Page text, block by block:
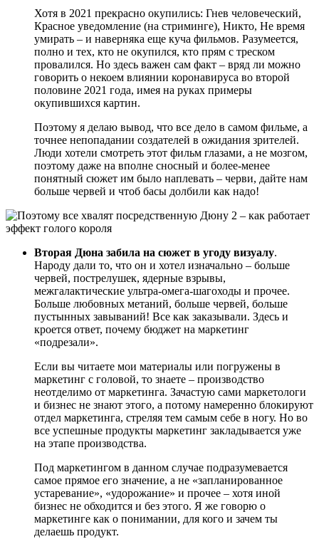
Хотя в 2021 прекрасно окупились: Гнев человеческий,
Красное уведомление (на стриминге), Никто, Не время
умирать – и наверняка еще куча фильмов. Разумеется,
полно и тех, кто не окупился, кто прям с треском
провалился. Но здесь важен сам факт – вряд ли можно
говорить о некоем влиянии коронавируса во второй
половине 2021 года, имея на руках примеры
окупившихся картин.
Поэтому я делаю вывод, что все дело в самом фильме, а
точнее непопадании создателей в ожидания зрителей.
Люди хотели смотреть этот фильм глазами, а не мозгом,
поэтому даже на вполне сносный и более-менее
понятный сюжет им было наплевать – черви, дайте нам
больше червей и чтоб басы долбили как надо!
Вторая Дюна забила на сюжет в угоду визуалу.
Народу дали то, что он и хотел изначально – больше
червей, пострелушек, ядерные взрывы,
межгалактические ультра-омега-шагоходы и прочее.
Больше любовных метаний, больше червей, больше
пустынных завываний! Все как заказывали. Здесь и
кроется ответ, почему бюджет на маркетинг
«подрезали».
Если вы читаете мои материалы или погружены в
маркетинг с головой, то знаете – производство
неотделимо от маркетинга. Зачастую сами маркетологи
и бизнес не знают этого, а потому намеренно блокируют
отдел маркетинга, стреляя тем самым себе в ногу. Но во
все успешные продукты маркетинг закладывается уже
на этапе производства.
Под маркетингом в данном случае подразумевается
самое прямое его значение, а не «запланированное
устаревание», «удорожание» и прочее – хотя иной
бизнес не обходится и без этого. Я же говорю о
маркетинге как о понимании, для кого и зачем ты
делаешь продукт.